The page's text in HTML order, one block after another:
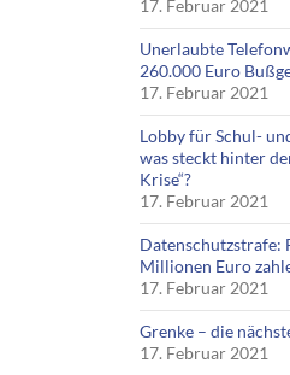
17. Februar 2021
Unerlaubte
260.000 Euro
17. Februar 2021
Lobby für Schul-
was steckt hinter
Krise“?
17. Februar 2021
Datenschutzstrafe:
Millionen Euro
17. Februar 2021
Grenke – die
17. Februar 2021